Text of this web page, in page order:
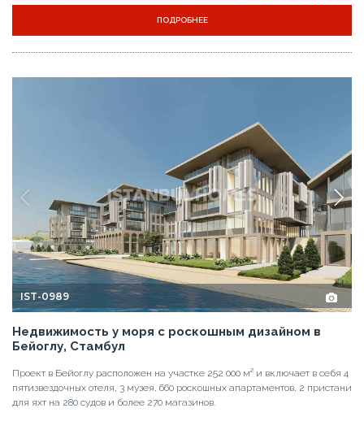
ПОДРОБНЕЕ
IST-0989
Недвижимость у моря с роскошным дизайном в
Бейоглу, Стамбул
Проект в Бейоглу расположен на участке 252 000 м² и включает в себя 4
пятизвездочных отеля, 3 музея, 660 роскошных апартаментов, 2 пристани
для яхт на 280 судов и более 270 магазинов.